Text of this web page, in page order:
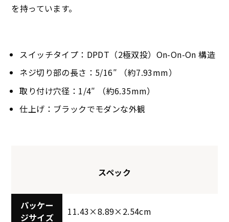
を持っています。
スイッチタイプ：DPDT（2極双投）On-On-On 構造
ネジ切り部の長さ：5/16″ （約7.93mm）
取り付け穴径：1/4″ （約6.35mm）
仕上げ：ブラックでモダンな外観
スペック
パッケー
ジサイズ
11.43×8.89×2.54cm